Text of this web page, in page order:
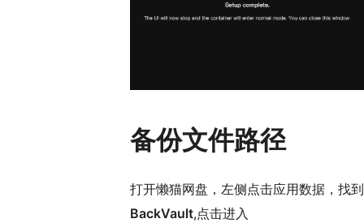
备份文件路径
打开懒猫网盘，左侧点击应用数据，找到
BackVault,点击进入